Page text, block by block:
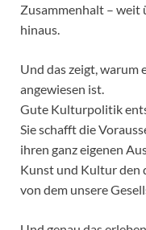
Zusammenhalt – weit
hinaus.
Und das zeigt, warum
angewiesen ist.
Gute Kulturpolitik
Sie schafft die
ihren ganz eigenen
Kunst und Kultur den
von dem unsere